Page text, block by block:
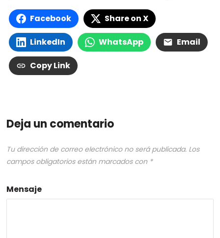
Facebook Share on X
LinkedIn WhatsApp Email
Copy Link
Deja un comentario
Tu dirección de correo electrónico no será publicada. Los
campos obligatorios están marcados con *
Mensaje